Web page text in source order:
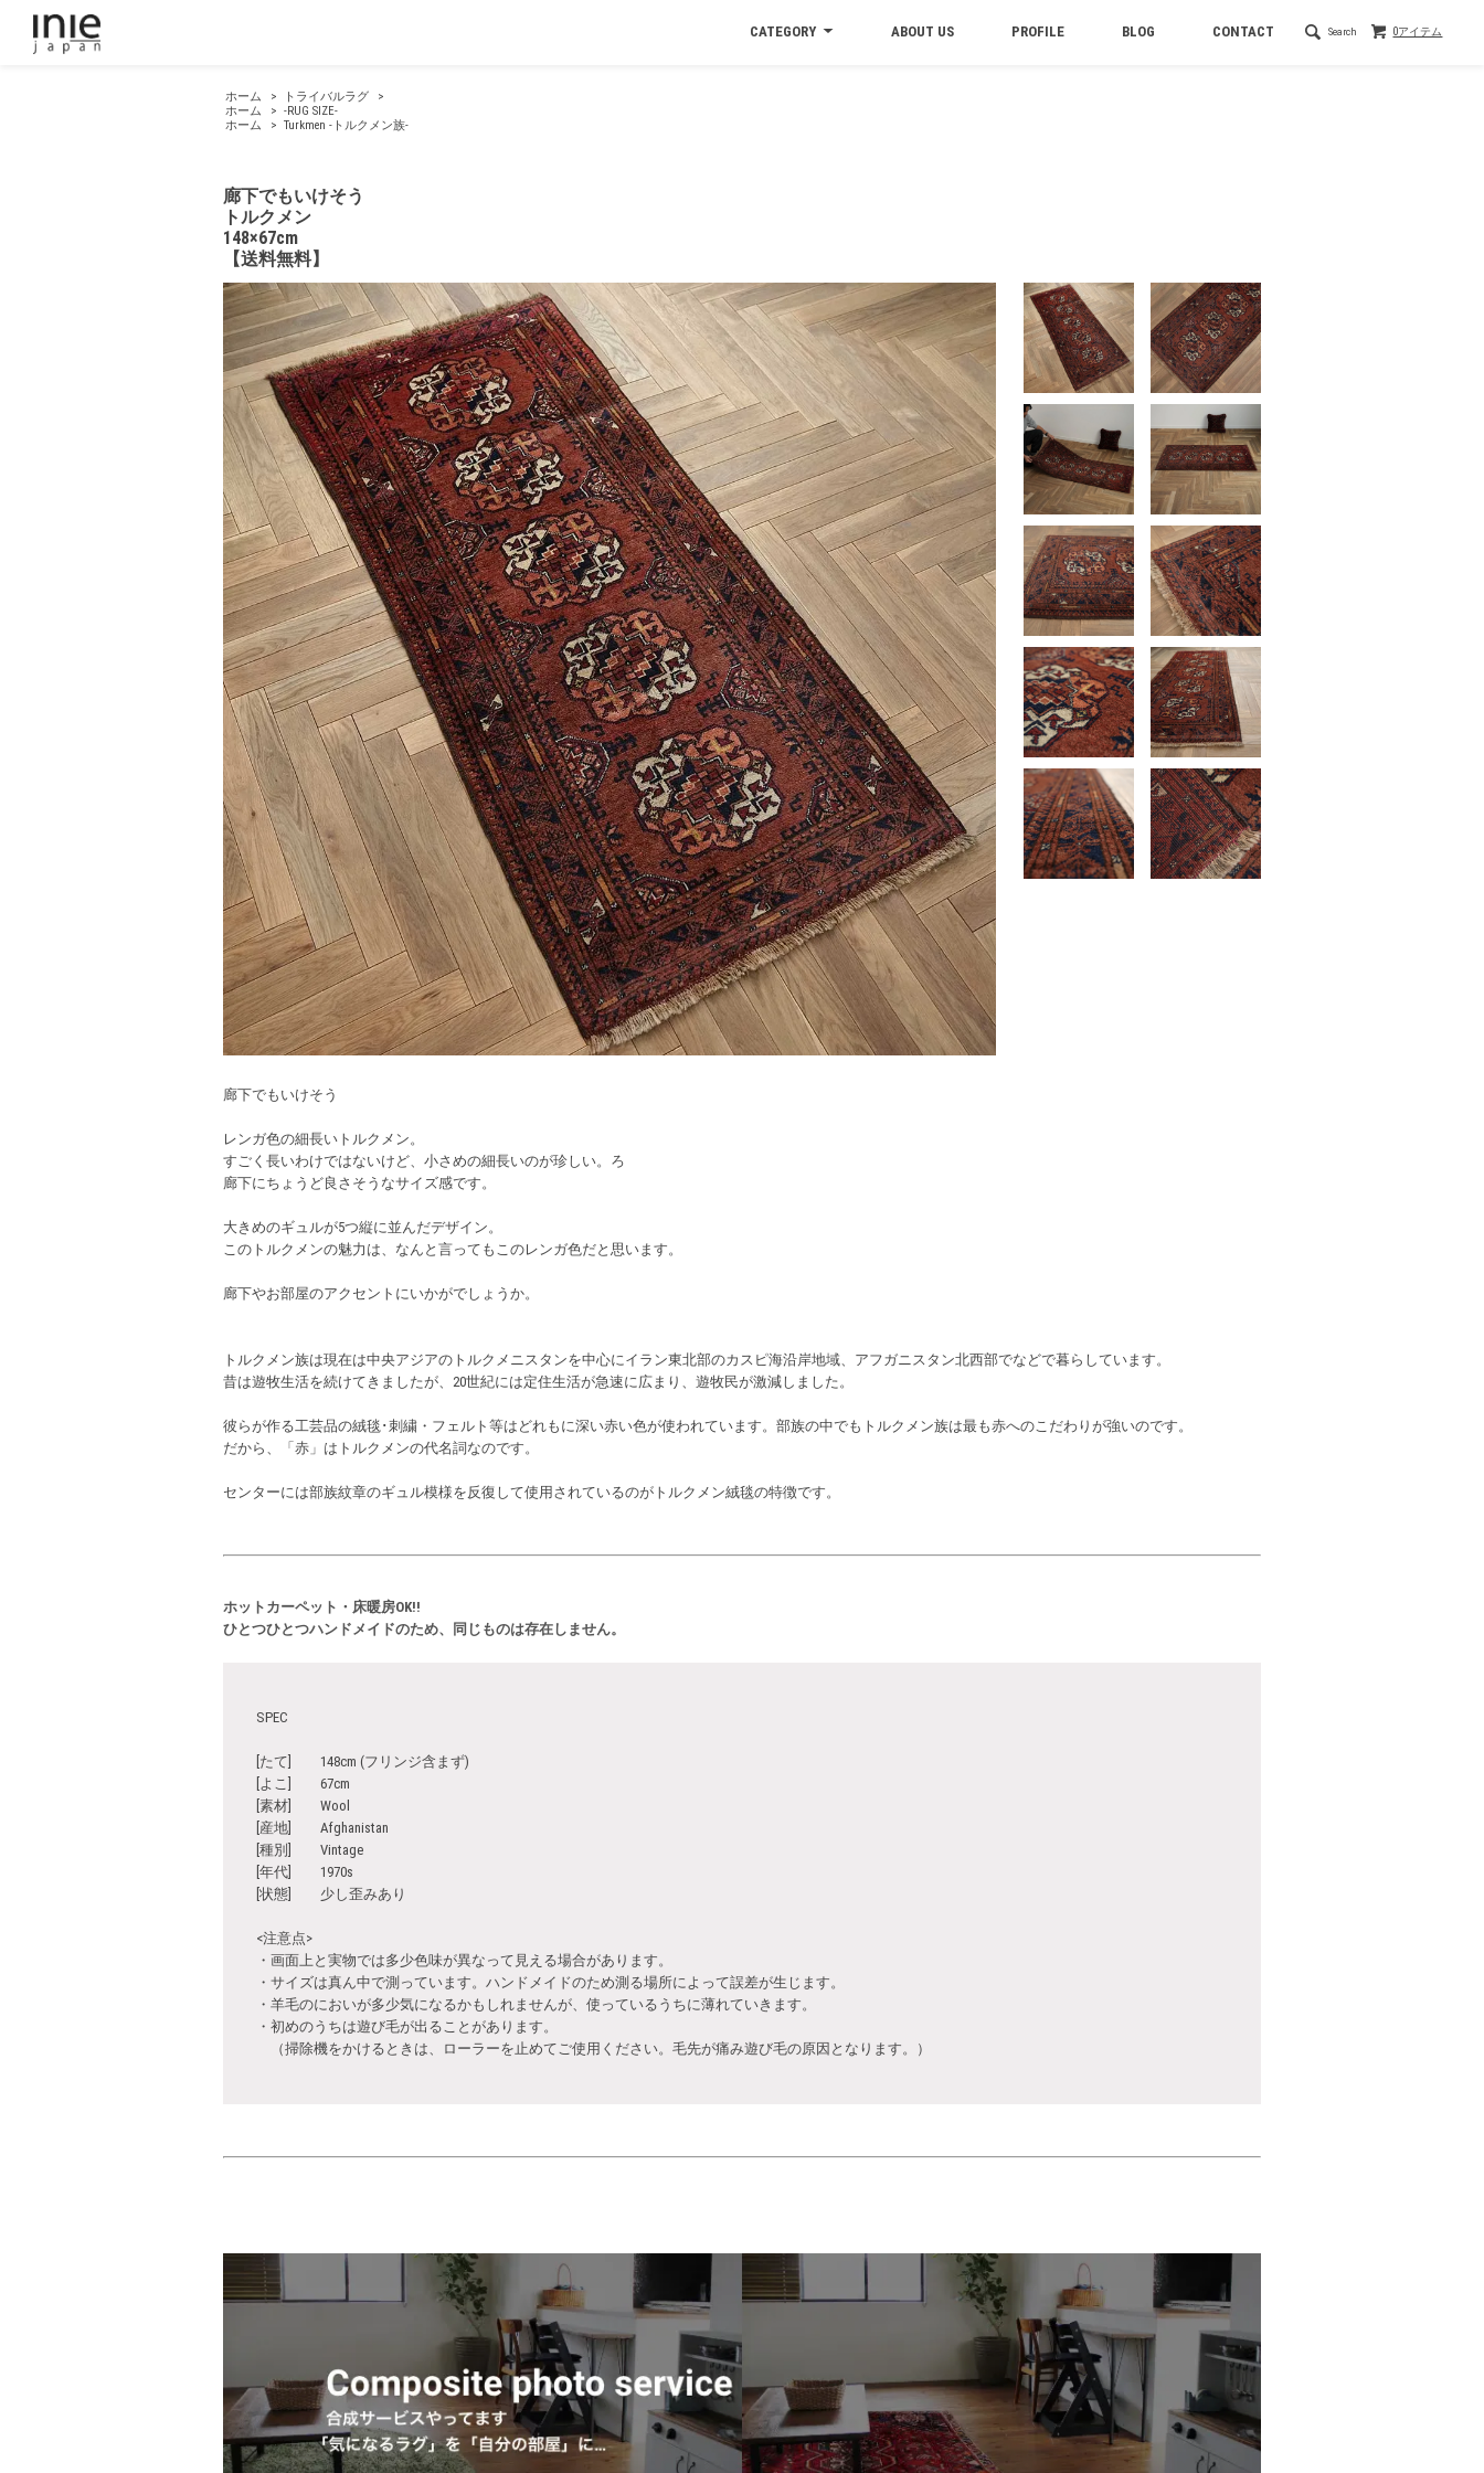
0アイテム
Search
CATEGORY ABOUT US PROFILE BLOG CONTACT
ホーム > トライバルラグ
>
ホーム
> -RUG SIZE-
ホーム
> Turkmen -トルクメン族-
廊下でもいけそう
トルクメン
148×67cm
【送料無料】
廊下でもいけそう
レンガ色の細長いトルクメン。
すごく長いわけではないけど、小さめの細長いのが珍しい。ろ
廊下にちょうど良さそうなサイズ感です。
大きめのギュルが5つ縦に並んだデザイン。
このトルクメンの魅力は、なんと言ってもこのレンガ色だと思います。
廊下やお部屋のアクセントにいかがでしょうか。
トルクメン族は現在は中央アジアのトルクメニスタンを中心にイラン東北部のカスピ海沿岸地域、アフガニスタン北西部でなどで暮らしています。
昔は遊牧生活を続けてきましたが、20世紀には定住生活が急速に広まり、遊牧民が激減しました。
彼らが作る工芸品の絨毯･刺繍・フェルト等はどれもに深い赤い色が使われています。部族の中でもトルクメン族は最も赤へのこだわりが強いのです。
だから、「赤」はトルクメンの代名詞なのです。
センターには部族紋章のギュル模様を反復して使用されているのがトルクメン絨毯の特徴です。
ホットカーペット・床暖房OK!!
ひとつひとつハンドメイドのため、同じものは存在しません。
SPEC
[たて] 148cm (フリンジ含まず)
[よこ] 67cm
[素材] Wool
[産地] Afghanistan
[種別] Vintage
[年代] 1970s
[状態] 少し歪みあり
<注意点>
・画面上と実物では多少色味が異なって見える場合があります。
・サイズは真ん中で測っています。ハンドメイドのため測る場所によって誤差が生じます。
・羊毛のにおいが多少気になるかもしれませんが、使っているうちに薄れていきます。
・初めのうちは遊び毛が出ることがあります。
（掃除機をかけるときは、ローラーを止めてご使用ください。毛先が痛み遊び毛の原因となります。）